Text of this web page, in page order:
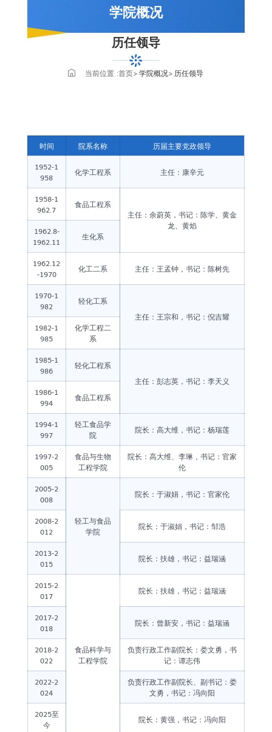
学院概况
学院简介
历史沿革
历任领导
历任领导
当前位置 :首页 学院概况 历任领导
时间 院系名称
历届主要党政领导
1952-1
958
化学工程系 主任：康辛元
1958-1
962.7
食品工程系
主任：余蔚英，书记：陈学、黄金
龙、黄焰
1962.8-
1962.11
生化系
1962.12
-1970
化工二系 主任：王孟钟，书记：陈树先
1970-1
982
轻化工系
主任：王宗和，书记：倪吉耀
1982-1
985
化学工程二
系
1985-1
986
轻化工程系
主任：彭志英，书记：李天义
1986-1
994
食品工程系
1994-1
997
轻工食品学
院
院长：高大维，书记：杨瑞莲
1997-2
005
食品与生物
工程学院
院长：高大维、李琳，书记：官家
伦
2005-2
008
轻工与食品
学院
院长：于淑娟，书记：官家伦
2008-2
012
院长：于淑娟，书记：邹浩
2013-2
015
院长：扶雄，书记：益瑞涵
2015-2
017
食品科学与
工程学院
院长：扶雄，书记：益瑞涵
2017-2
018
院长：曾新安，书记：益瑞涵
2018-2
022
负责行政工作副院长：娄文勇，书
记：谭志伟
2022-2
024
负责行政工作副院长、副书记：娄
文勇，书记：冯向阳
2025至
今
院长：黄强，书记：冯向阳